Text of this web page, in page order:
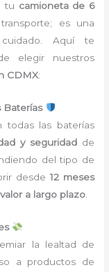
tu camioneta de 6
es una
Aquí te
elegir nuestros
CDMX:
Baterías
las baterías
y seguridad de
del tipo de
desde12 meses
valor a largo plazo
la lealtad de
a productos de